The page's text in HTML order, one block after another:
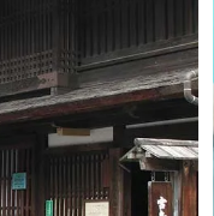
藝術
活動·廟會
美食·酒水
列表
Dive! Hiroshima
廣島隨意旅行
廣島市內
景點
列表
廣島市內
活動
即時訊息